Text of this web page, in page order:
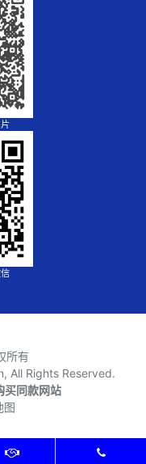
所有
All Rights Reserved.
买同款网站
图